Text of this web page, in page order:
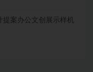
案办公文创展示样机